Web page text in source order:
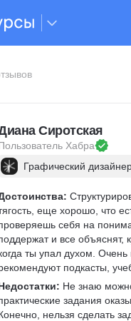
Сиротская
Хабра
Графический
еще хорошо, что
себя на
и все объяснят,
ты упал духом.
подкасты,
Не знаю
задания
нельзя сделать